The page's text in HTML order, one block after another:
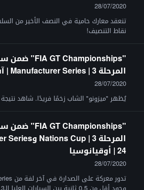
28/07/2020
تنعقد معارك حامية في النصف الأخير من
نقاط التنصيف!
المرحلة 3 | Manufacturer Series | آسيا
28/07/2020
يُظهر "ميزونو" الشاب زخمًا فريدًا. شاهد
24 | أوقيانوسيا
28/07/2020
وجود أقل من 0.5 ثانية بين السيارات العليا الـ3. من سيكون المنتصر؟